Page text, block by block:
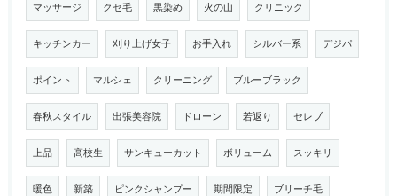
マッサージ クセ毛 黒染め 火の山 クリニック
キッチンカー 刈り上げ女子 お手入れ シルバー系 デジパ
ポイント マルシェ クリーニング ブルーブラック
春秋スタイル 出張美容院 ドローン 若返り セレブ
上品 高校生 サンキューカット ボリューム スッキリ
暖色 新築 ピンクシャンプー 期間限定 ブリーチ毛